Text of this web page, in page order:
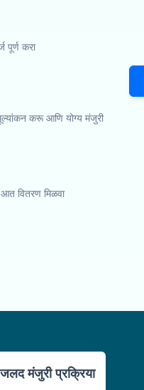
करा
करू आणि योग्य मंजुरी
आत वितरण मिळवा
जलद मंजुरी प्रक्रिया